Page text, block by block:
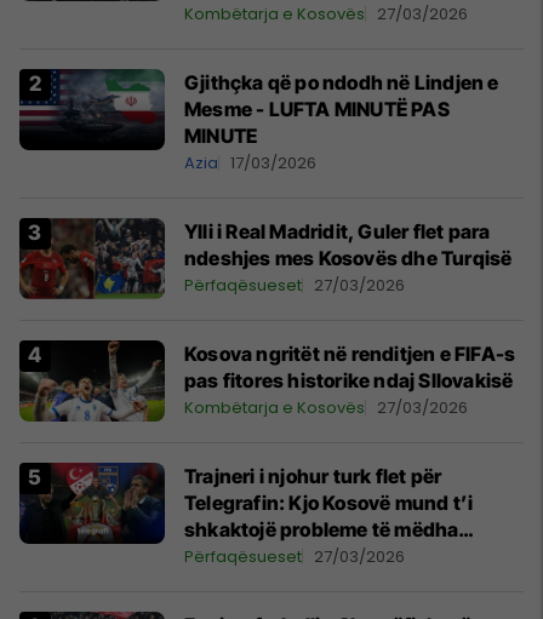
Kombëtarja e Kosovës 27/03/2026
Gjithçka që po ndodh në Lindjen e
Mesme - LUFTA MINUTË PAS
MINUTE
Azia 17/03/2026
Ylli i Real Madridit, Guler flet para
ndeshjes mes Kosovës dhe Turqisë
Përfaqësueset 27/03/2026
Kosova ngritët në renditjen e FIFA-s
pas fitores historike ndaj Sllovakisë
Kombëtarja e Kosovës 27/03/2026
Trajneri i njohur turk flet për
Telegrafin: Kjo Kosovë mund t’i
shkaktojë probleme të mëdha
Turqisë
Përfaqësueset 27/03/2026